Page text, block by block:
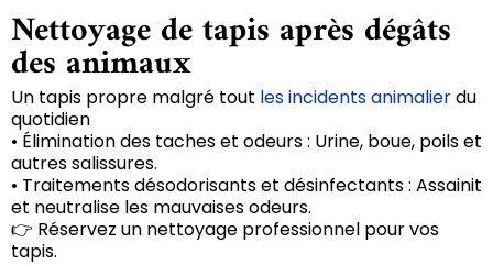
Nettoyage de tapis après dégâts
des animaux
Un tapis propre malgré tout les incidents animalierdu
quotidien
• Élimination des taches et odeurs : Urine, boue, poils et
autres salissures.
• Traitements désodorisants et désinfectants : Assainit
et neutralise les mauvaises odeurs.
👉 Réservez un nettoyage professionnel pour vos
tapis.